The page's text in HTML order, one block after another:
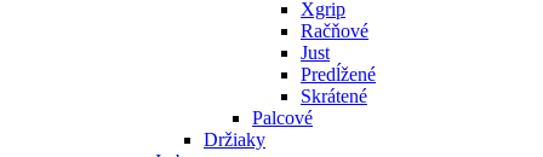
Xgrip
Račňové
Just
Predĺžené
Skrátené
Palcové
Držiaky